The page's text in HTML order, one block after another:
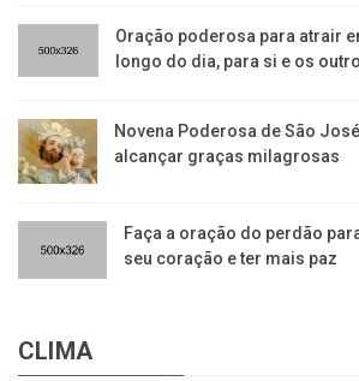
Oração poderosa para atrair
longo do dia, para si e os
Novena Poderosa de São
alcançar graças milagrosas
Faça a oração do perdão
seu coração e ter mais paz
CLIMA